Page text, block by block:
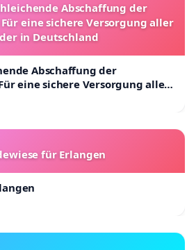
Abschaffung der
eine sichere Versorgung aller
in Deutschland
Abschaffung der
eine sichere Versorgung aller
für Erlangen